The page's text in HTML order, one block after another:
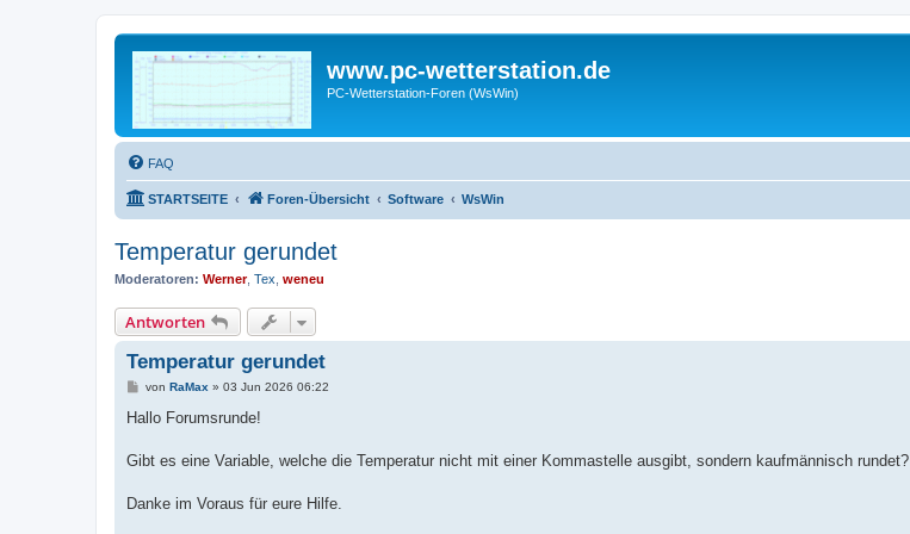
www.pc-wetterstation.de
PC-Wetterstation-Foren (WsWin)
FAQ
STARTSEITE Foren-Übersicht Software WsWin
Temperatur gerundet
Moderatoren: Werner, Tex weneu
Antworten
Temperatur gerundet
B
i
a
von RaMax » 03 Jun 2026 06:22
Hallo Forumsrunde!
Gibt es eine Variable, welche die Temperatur nicht mit einer Kommastelle ausgibt, sondern kaufmännisch rundet?
Danke im Voraus für eure Hilfe.